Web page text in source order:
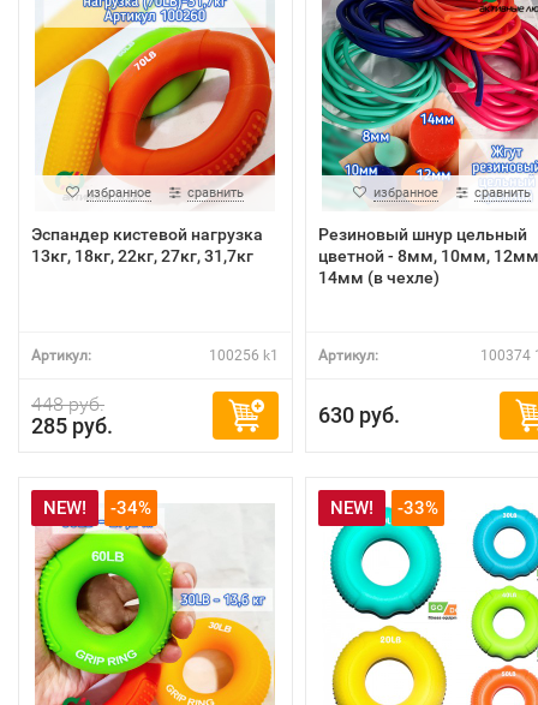
избранное сравнить
Эспандер кистевой нагрузка
13кг, 18кг, 22кг, 27кг, 31,7кг
Артикул: 100256 k1
448 руб.
285 руб.
избранное сравнить
Резиновый шнур цельный
цветной - 8мм, 10мм,
14мм (в чехле)
Артикул: 100374
630 руб.
NEW! -34% NEW! -33%